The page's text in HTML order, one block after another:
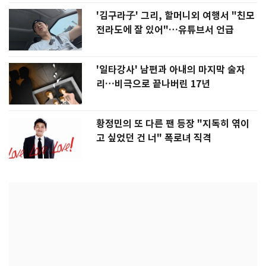
'김구라子' 그리, 할머니외 여행서 "친모
전라도에 잘 있어"…유튜브서 언급
'일타강사' 남편과 아내의 마지막 술자
리…비극으로 끝나버린 17년
황정민의 또 다른 팬 등장 "지독히 엮이
고 싶었던 건 너" 폭로녀 직격